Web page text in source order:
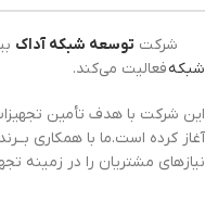
شرکت توسعه شبکه آداک
شبکهفعالیت می‌کند.
این شرکت با هدف تأمین
آغاز کرده است.ما با همکاری
نیازهای مشتریان را در زمینه